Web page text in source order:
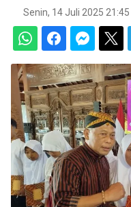
Senin, 14 Juli 2025 21:45